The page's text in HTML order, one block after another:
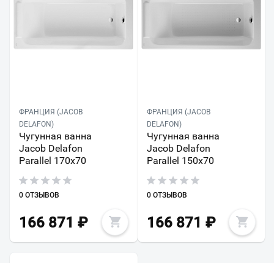
ФРАНЦИЯ (JACOB
DELAFON)
Чугунная ванна
Jacob Delafon
Parallel 170x70
0 ОТЗЫВОВ
166 871 ₽
ФРАНЦИЯ (JACOB
DELAFON)
Чугунная ванна
Jacob Delafon
Parallel 150x70
0 ОТЗЫВОВ
166 871 ₽